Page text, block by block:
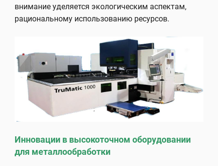
внимание уделяется экологическим аспектам,
рациональному использованию ресурсов.
Инновации в высокоточном оборудовании
для металлообработки